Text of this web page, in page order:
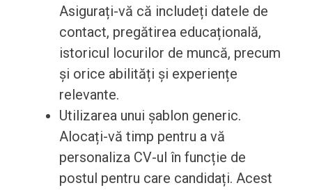
Asigurați-vă că includeți datele de
contact, pregătirea educațională,
istoricul locurilor de muncă, precum
și orice abilități și experiențe
relevante.
Utilizarea unui șablon generic.
Alocați-vă timp pentru a vă
personaliza CV-ul în funcție de
postul pentru care candidați. Acest